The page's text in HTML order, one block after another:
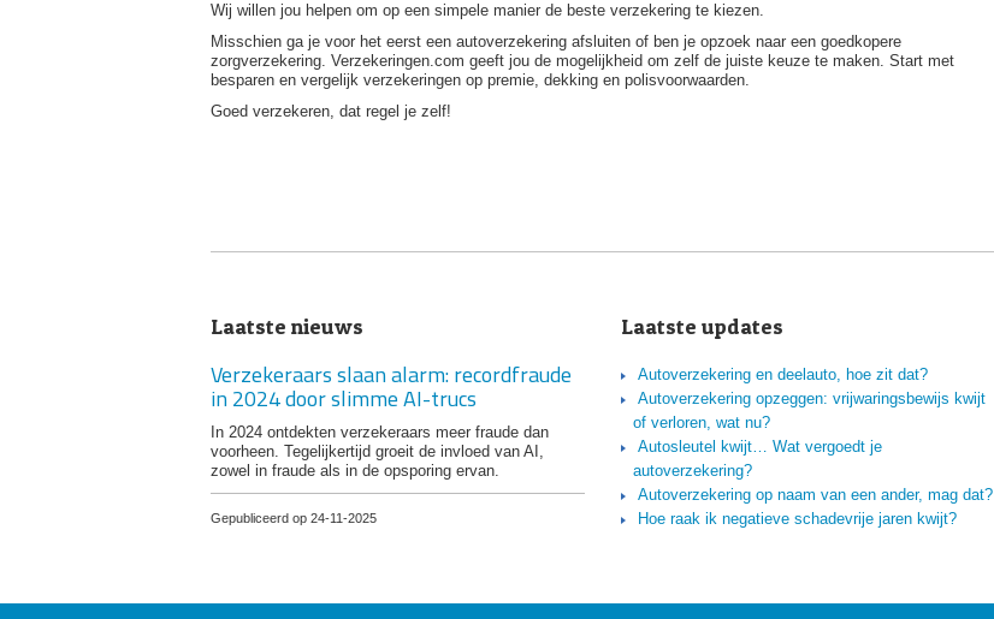
Wij willen jou helpen om op een simpele manier de beste verzekering te kiezen.
Misschien ga je voor het eerst een autoverzekering afsluiten of ben je opzoek naar een goedkopere
zorgverzekering. Verzekeringen.com geeft jou de mogelijkheid om zelf de juiste keuze te maken. Start met
besparen en vergelijk verzekeringen op premie, dekking en polisvoorwaarden.
Goed verzekeren, dat regel je zelf!
Laatste nieuws
Verzekeraars slaan alarm: recordfraude
in 2024 door slimme AI-trucs
In 2024 ontdekten verzekeraars meer fraude dan
voorheen. Tegelijkertijd groeit de invloed van AI,
zowel in fraude als in de opsporing ervan.
Gepubliceerd op 24-11-2025
Laatste updates
Autoverzekering en deelauto, hoe zit dat?
Autoverzekering opzeggen: vrijwaringsbewijs kwijt
of verloren, wat nu?
Autosleutel kwijt… Wat vergoedt je
autoverzekering?
Autoverzekering op naam van een ander, mag dat?
Hoe raak ik negatieve schadevrije jaren kwijt?